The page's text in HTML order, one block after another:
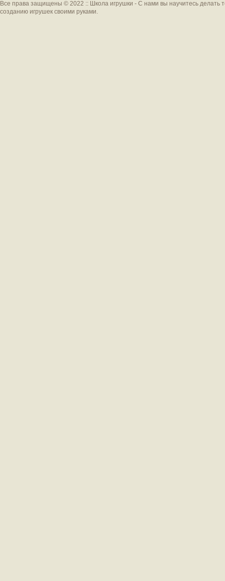
Все права защищены © 2022 :: Школа игрушки - С нами вы научитесь делать
созданию игрушек своими руками.